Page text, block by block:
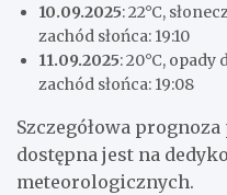
10.09.2025: 22°C,
zachód słońca: 19:10
11.09.2025: 20°C, opady
zachód słońca: 19:08
Szczegółowa
dostępna jest na
meteorologicznych.